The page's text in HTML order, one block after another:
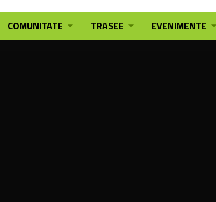
COMUNITATE TRASEE EVENIMENTE